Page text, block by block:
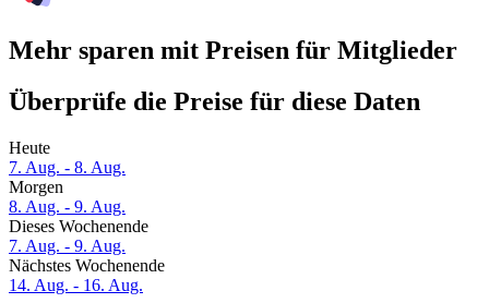
Mehr sparen mit Preisen für Mitglieder
Überprüfe die Preise für diese Daten
Heute
7. Aug. - 8. Aug.
Morgen
8. Aug. - 9. Aug.
Dieses Wochenende
7. Aug. - 9. Aug.
Nächstes Wochenende
14. Aug. - 16. Aug.